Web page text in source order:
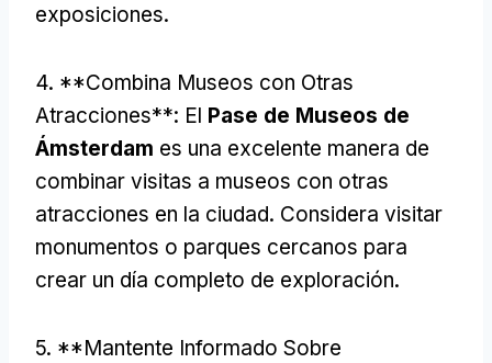
exposiciones.
4. **Combina Museos con Otras
Atracciones**: El Pase de Museos de
Ámsterdam es una excelente manera de
combinar visitas a museos con otras
atracciones en la ciudad. Considera visitar
monumentos o parques cercanos para
crear un día completo de exploración.
5. **Mantente Informado Sobre